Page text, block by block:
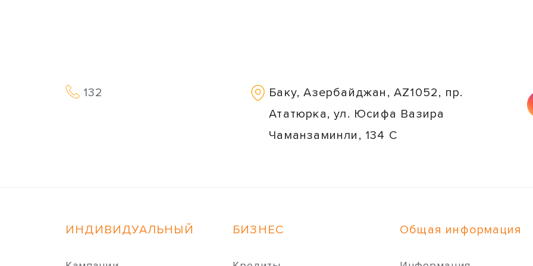
132
Баку, Азербайджан, AZ1052, пр.
Ататюрка, ул. Юсифа Вазира
Чаманзаминли, 134 C
ИНДИВИДУАЛЬНЫЙ БИЗНЕС Общая информация